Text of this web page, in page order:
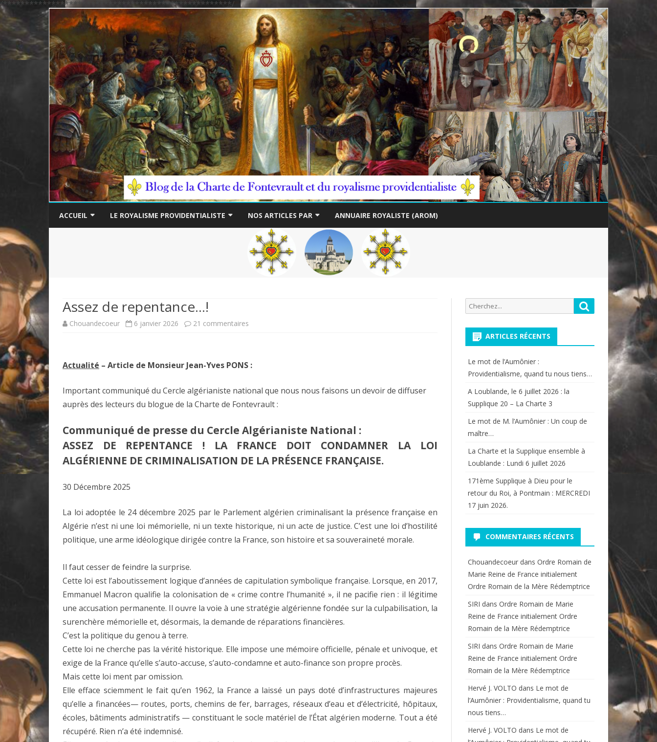
/****************************************************/
to
ACCUEIL LE ROYALISME PROVIDENTIALISTE
QUIÉTISME?
NOS ARTICLES PAR
THÉME
AUTEUR
ANNUAIRE ROYALISTE (AROM)
Assez de repentance…!
Chouandecoeur 6 janvier 2026 21 commentaires
Actualité – Article de Monsieur Jean-Yves PONS :
Important communiqué du Cercle algérianiste national que nous nous faisons un devoir de diffuser
auprès des lecteurs du blogue de la Charte de Fontevrault :
Communiqué de presse du Cercle Algérianiste National :
ASSEZ DE REPENTANCE ! LA FRANCE DOIT CONDAMNER LA LOI
ALGÉRIENNE DE CRIMINALISATION DE LA PRÉSENCE FRANÇAISE.
30 Décembre 2025
La loi adoptée le 24 décembre 2025 par le Parlement algérien criminalisant la présence française en
Algérie n’est ni une loi mémorielle, ni un texte historique, ni un acte de justice. C’est une loi d’hostilité
politique, une arme idéologique dirigée contre la France, son histoire et sa souveraineté morale.
Il faut cesser de feindre la surprise.
Cette loi est l’aboutissement logique d’années de capitulation symbolique française. Lorsque, en 2017,
Emmanuel Macron qualifie la colonisation de « crime contre l’humanité », il ne pacifie rien : il légitime
une accusation permanente. Il ouvre la voie à une stratégie algérienne fondée sur la culpabilisation, la
surenchère mémorielle et, désormais, la demande de réparations financières.
C’est la politique du genou à terre.
Cette loi ne cherche pas la vérité historique. Elle impose une mémoire officielle, pénale et univoque, et
exige de la France qu’elle s’auto-accuse, s’auto-condamne et auto-finance son propre procès.
Mais cette loi ment par omission.
Elle efface sciemment le fait qu’en 1962, la France a laissé un pays doté d’infrastructures majeures
qu’elle a financées— routes, ports, chemins de fer, barrages, réseaux d’eau et d’électricité, hôpitaux,
écoles, bâtiments administratifs — constituant le socle matériel de l’État algérien moderne. Tout a été
récupéré. Rien n’a été indemnisé.
Recherche
pour:
Rechercher
ARTICLES RÉCENTS
Le mot de l’Aumônier :
Providentialisme, quand tu nous tiens…
A Loublande, le 6 juillet 2026 : la
Supplique 20 – La Charte 3
Le mot de M. l’Aumônier : Un coup de
maître…
La Charte et la Supplique ensemble à
Loublande : Lundi 6 juillet 2026
171ème Supplique à Dieu pour le
retour du Roi, à Pontmain : MERCREDI
17 juin 2026.
COMMENTAIRES RÉCENTS
Chouandecoeurdans Ordre Romain de
Marie Reine de France initialement
Ordre Romain de la Mère Rédemptrice
SIRI dans Ordre Romain de Marie
Reine de France initialement Ordre
Romain de la Mère Rédemptrice
SIRI dans Ordre Romain de Marie
Reine de France initialement Ordre
Romain de la Mère Rédemptrice
Hervé J. VOLTO dans Le mot de
l’Aumônier : Providentialisme, quand tu
nous tiens…
Hervé J. VOLTO dans Le mot de